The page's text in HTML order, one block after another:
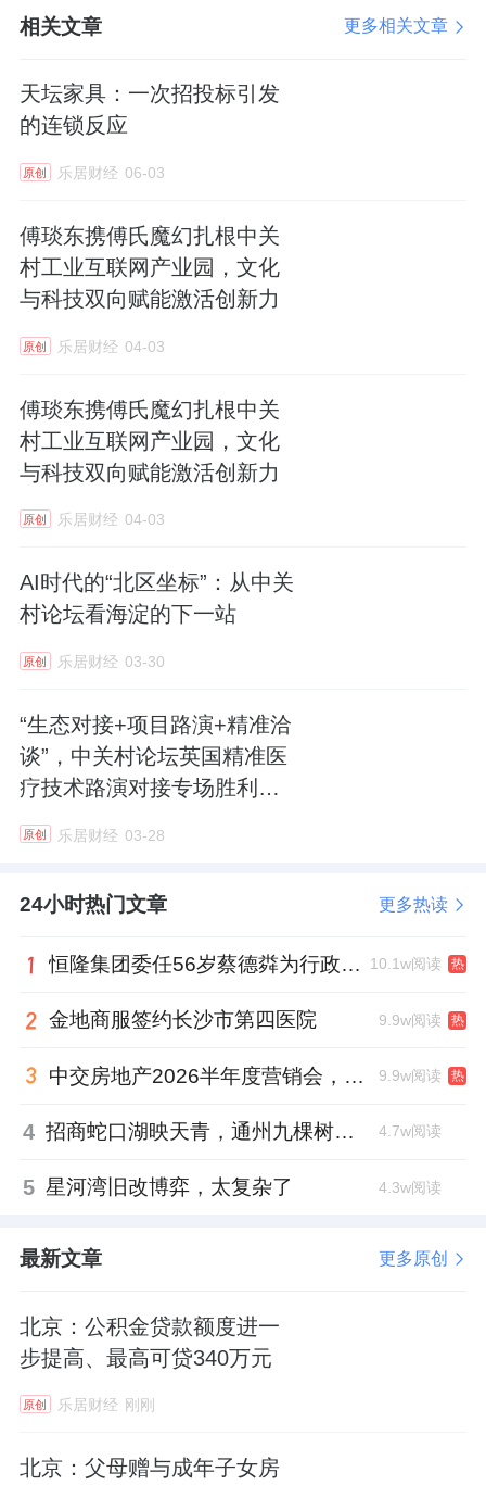
园区通过整合老旧厂房资源，将昔日的建
材工业基地转型为集研发办公、孵化加速、基
隅智造工场通过改造
制造、人工智能等领域企业200余家，金隅智
荟中心则聚焦大信息及高端装备制造，吸引
尔思、信安世纪等头部企业入驻，园区形成“创
业孵化+科技服务”的创新生态。
园区构建了全维度的健康支持体系，涵盖
场、羽毛球场、网球场、匹克球场，以及一隅
婵柔瑜伽普拉提馆等多元化运动空间；配以超
人大附属幼儿园的引入，进一步强化了职住平
衡的产城融合理念。
区的健步走活动，体重管理已超越个体行为，
科技园的探索表明：当产业空间与健康场景深
度融合，当政策导向转化为可感知的生活方
造工场某参与者所言：“每一步都是与自己健康
的约定”，这场春日里的集体行走，既是个体对
会责任的积极担当。
西三旗（金隅）科技园通过“腾笼换鸟”实现产
业升级与民生改善的双重目标，其“政府引导
+市场运作”的模式为城市转型提供了实践样
度融合，这片曾经的“建材城”将继续书写“科学
相关文章 更多相关文章
天坛家具：一次招投标引发
的连锁反应
原创 乐居财经 06-03
傅琰东携傅氏魔幻扎根中关
村工业互联网产业园，文化
与科技双向赋能激活创新力
原创 乐居财经 04-03
傅琰东携傅氏魔幻扎根中关
村工业互联网产业园，文化
与科技双向赋能激活创新力
原创 乐居财经 04-03
AI时代的“北区坐标”：从中关
村论坛看海淀的下一站
原创 乐居财经 03-30
“生态对接+项目路演+精准洽
谈”，中关村论坛英国精准医
疗技术路演对接专场胜利召
开
原创 乐居财经 03-28
24小时热门文章 更多热读
恒隆集团委任56岁蔡德粦为行政总裁、年薪2052万港元，曾任星巴克中国CEO 10.1w阅读 热
金地商服签约长沙市第四医院 9.9w阅读 热
中交房地产2026半年度营销会，绿城祝军现身了 9.9w阅读 热
4 招商蛇口湖映天青，通州九棵树首座宋韵新盘 4.7w阅读
5 星河湾旧改博弈，太复杂了 4.3w阅读
最新文章 更多原创
北京：公积金贷款额度进一
步提高、最高可贷340万元
原创 乐居财经 刚刚
北京：父母赠与成年子女房